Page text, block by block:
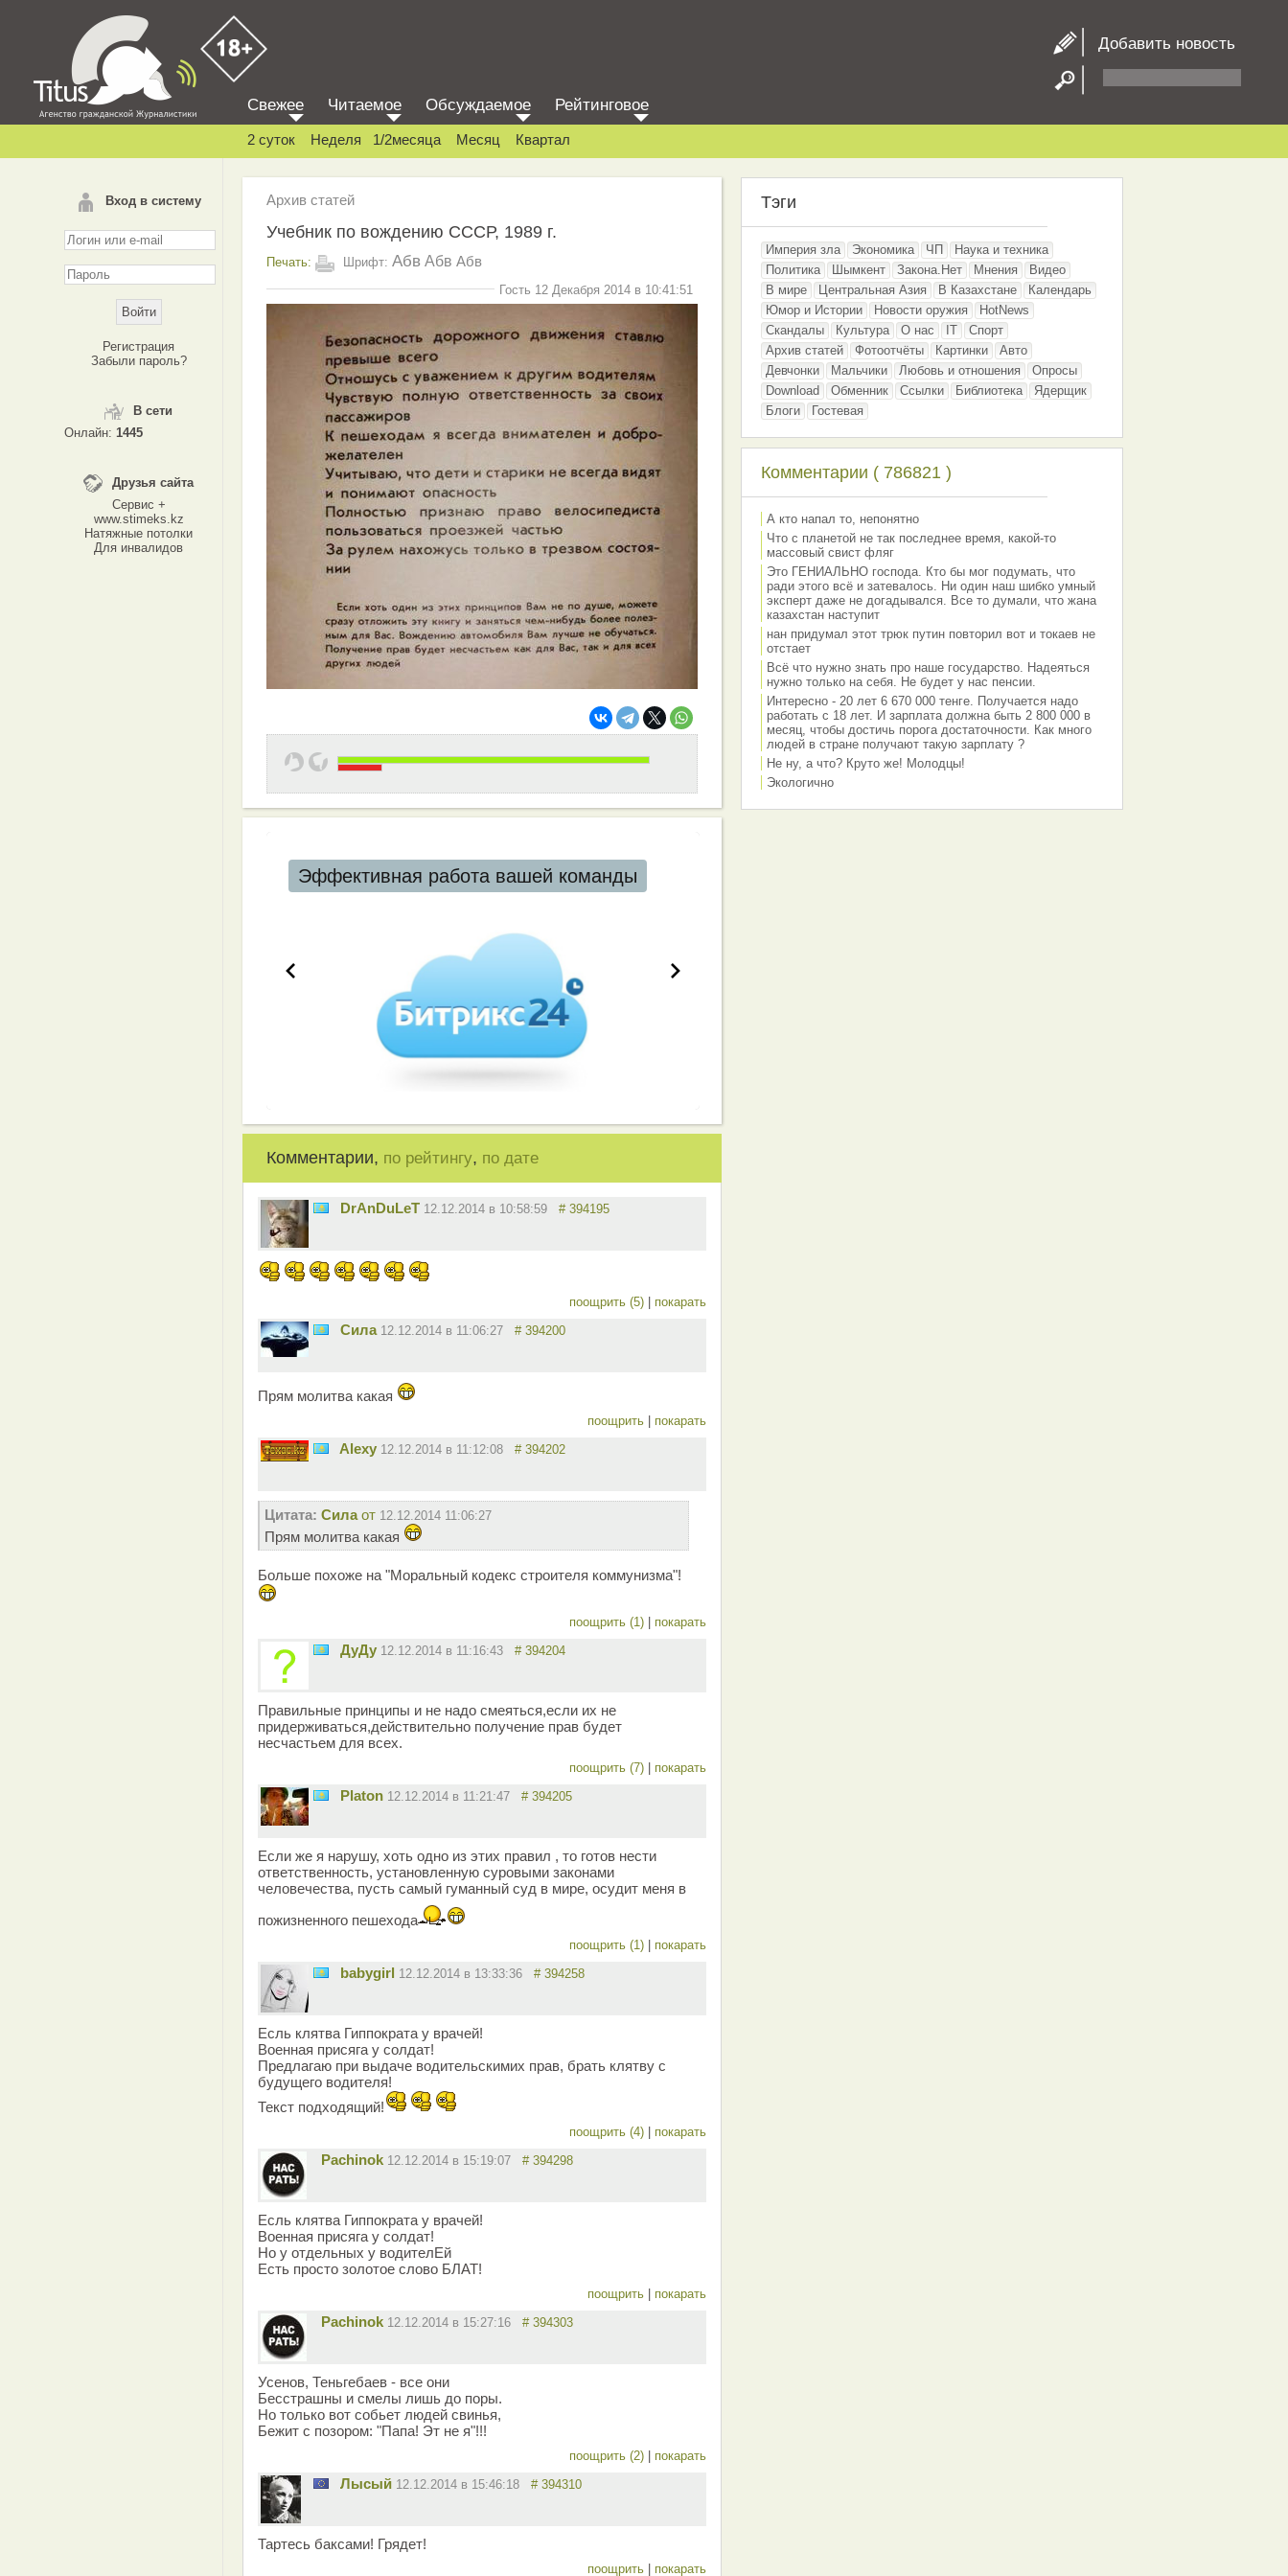
Добавить новость
Вход в систему
Регистрация
Забыли пароль?
В сети
Онлайн: 1445
Друзья сайта
Сервис +
www.stimeks.kz
Натяжные потолки
Для инвалидов
Свежее Читаемое Обсуждаемое Рейтинговое
2 суток Неделя 1/2месяца Месяц Квартал
Архив статей
Учебник по вождению СССР, 1989 г.
Печать: Шрифт: Абв Абв Абв
Гость 12 Декабря 2014 в 10:41:51
Эффективная работа вашей команды
Комментарии, по рейтингу, по дате
DrAnDuLeT 12.12.2014 в 10:58:59 # 394195
поощрить (5) покарать
Сила 12.12.2014 в 11:06:27 # 394200
Прям молитва какая
поощрить покарать
Alexy 12.12.2014 в 11:12:08 # 394202
Цитата: Силаот 12.12.2014 11:06:27
Прям молитва какая
Больше похоже на "Моральный кодекс строителя коммунизма"!
поощрить (1) покарать
ДуДу 12.12.2014 в 11:16:43 # 394204
Правильные принципы и не надо смеяться,если их не
придерживаться,действительно получение прав будет
несчастьем для всех.
поощрить (7) покарать
Platon 12.12.2014 в 11:21:47 # 394205
Если же я нарушу, хоть одно из этих правил , то готов нести
ответственность, установленную суровыми законами
человечества, пусть самый гуманный суд в мире, осудит меня в
пожизненного пешехода
поощрить (1) покарать
babygirl 12.12.2014 в 13:33:36 # 394258
Есль клятва Гиппократа у врачей!
Военная присяга у солдат!
Предлагаю при выдаче водительскимих прав, брать клятву с
будущего водителя!
Текст подходящий!
поощрить (4) покарать
Pachinok 12.12.2014 в 15:19:07 # 394298
Есль клятва Гиппократа у врачей!
Военная присяга у солдат!
Но у отдельных у водителЕй
Есть просто золотое слово БЛАТ!
поощрить покарать
Pachinok 12.12.2014 в 15:27:16 # 394303
Усенов, Теньгебаев - все они
Бесстрашны и смелы лишь до поры.
Но только вот собьет людей свинья,
Бежит с позором: "Папа! Эт не я"!!!
поощрить (2) покарать
Лысый 12.12.2014 в 15:46:18 # 394310
Тартесь баксами! Грядет!
поощрить покарать
Тэги
Империя зла Экономика ЧП
Наука и техника
Политика
Шымкент Закона.Нет Мнения
Видео
В мире
Центральная Азия В Казахстане
Календарь
Юмор и Истории
Новости оружия
HotNews
Скандалы
Культура О нас IT
Спорт
Архив статей
Фотоотчёты Картинки
Авто
Девчонки
Мальчики Любовь и отношения
Опросы
Download
Обменник Ссылки Библиотека
Ядерщик
Блоги
Гостевая
Комментарии ( 786821 )
А кто напал то, непонятно
Что с планетой не так последнее время, какой-то
массовый свист фляг
Это ГЕНИАЛЬНО господа. Кто бы мог подумать, что
ради этого всё и затевалось. Ни один наш шибко умный
эксперт даже не догадывался. Все то думали, что жана
казахстан наступит
нан придумал этот трюк путин повторил вот и токаев не
отстает
Всё что нужно знать про наше государство. Надеяться
нужно только на себя. Не будет у нас пенсии.
Интересно - 20 лет 6 670 000 тенге. Получается надо
работать с 18 лет. И зарплата должна быть 2 800 000 в
месяц, чтобы достичь порога достаточности. Как много
людей в стране получают такую зарплату ?
Не ну, а что? Круто же! Молодцы!
Экологично